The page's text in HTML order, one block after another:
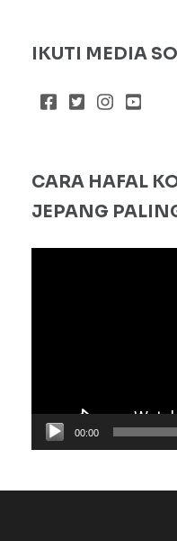
IKUTI MEDIA
CARA HAFAL
JEPANG
00:00